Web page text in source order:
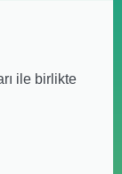
ile birlikte